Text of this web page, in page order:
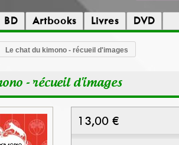
BD Artbooks Livres DVD
Le chat du kimono - récueil d'images
- récueil d'images
13,00 €